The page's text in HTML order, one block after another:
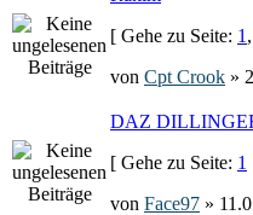
[ Gehe zu Seite: 1 ,
von Cpt Crook »
DAZ
[ Gehe zu Seite: 1
von Face97 »